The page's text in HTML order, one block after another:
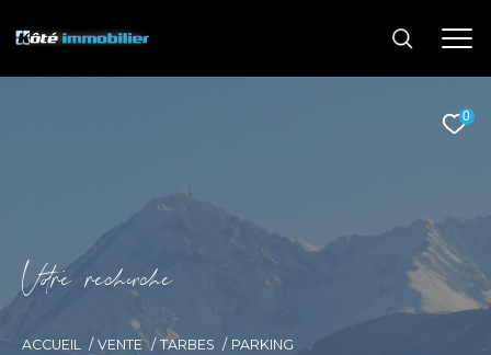
0
Vore recece
ACCUEIL VENTE TARBES PARKING